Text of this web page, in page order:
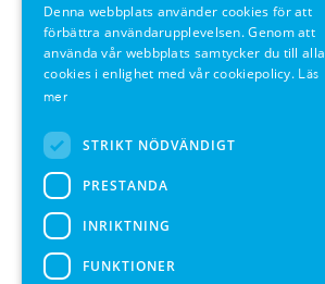
SWEDISH
FRENCH
Denna webbplats använder cookies för att
förbättra användarupplevelsen. Genom att
använda vår webbplats samtycker du till alla
cookies i enlighet med vår cookiepolicy. Läs
mer
STRIKT NÖDVÄNDIGT
PRESTANDA
INRIKTNING
FUNKTIONER